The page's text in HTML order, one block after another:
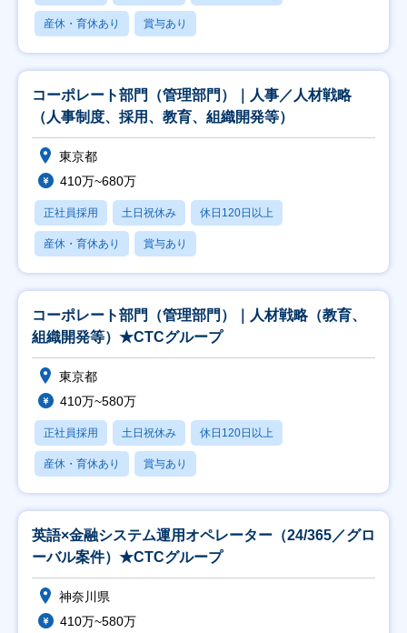
産休・育休あり 賞与あり
コーポレート部門（管理部門）｜人事／人材戦略
（人事制度、採用、教育、組織開発等）
東京都
410万~680万
正社員採用 土日祝休み 休日120日以上
産休・育休あり 賞与あり
コーポレート部門（管理部門）｜人材戦略（教育、
組織開発等）★CTCグループ
東京都
410万~580万
正社員採用 土日祝休み 休日120日以上
産休・育休あり 賞与あり
英語×金融システム運用オペレーター（24/365／グロ
ーバル案件）★CTCグループ
神奈川県
410万~580万